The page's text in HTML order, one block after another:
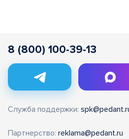
8 (800) 100-39-13
Служба поддержки:
Партнерство: reklama@pedant.ru